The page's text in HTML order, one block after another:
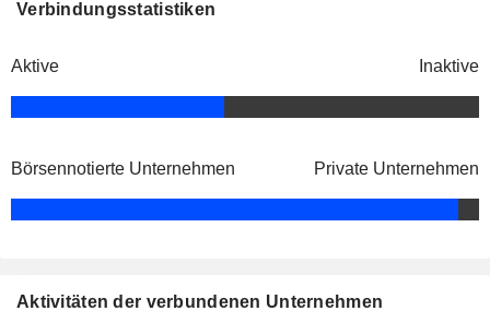
Verbindungsstatistiken
Aktive Inaktive
Börsennotierte Unternehmen Private Unternehmen
Aktivitäten der verbundenen Unternehmen